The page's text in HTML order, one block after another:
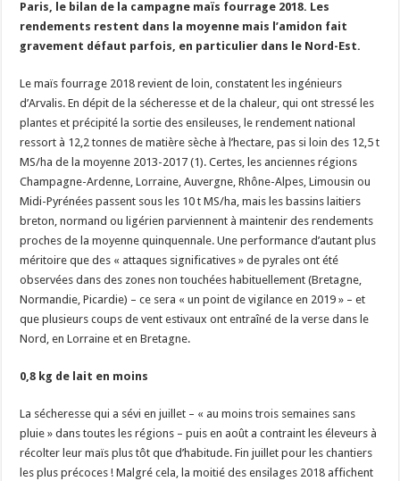
Un été fructueux pour Lactalis
Paris, le bilan de la campagne maïs fourrage 2018. Les
rendements restent dans la moyenne mais l’amidon fait
gravement défaut parfois, en particulier dans le Nord-Est.
Le maïs fourrage 2018 revient de loin, constatent les ingénieurs
d’Arvalis. En dépit de la sécheresse et de la chaleur, qui ont stressé les
plantes et précipité la sortie des ensileuses, le rendement national
ressort à 12,2 tonnes de matière sèche à l’hectare, pas si loin des 12,5 t
MS/ha de la moyenne 2013-2017 (1). Certes, les anciennes régions
Champagne-Ardenne, Lorraine, Auvergne, Rhône-Alpes, Limousin ou
Midi-Pyrénées passent sous les 10 t MS/ha, mais les bassins laitiers
breton, normand ou ligérien parviennent à maintenir des rendements
proches de la moyenne quinquennale. Une performance d’autant plus
méritoire que des « attaques significatives » de pyrales ont été
observées dans des zones non touchées habituellement (Bretagne,
Normandie, Picardie) – ce sera « un point de vigilance en 2019 » – et
que plusieurs coups de vent estivaux ont entraîné de la verse dans le
Nord, en Lorraine et en Bretagne.
0,8 kg de lait en moins
La sécheresse qui a sévi en juillet – « au moins trois semaines sans
pluie » dans toutes les régions – puis en août a contraint les éleveurs à
récolter leur maïs plus tôt que d’habitude. Fin juillet pour les chantiers
les plus précoces ! Malgré cela, la moitié des ensilages 2018 affichent